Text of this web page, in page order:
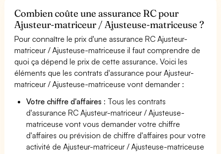
Combien coûte une assurance RC pour
Ajusteur-matriceur / Ajusteuse-matriceuse ?
Pour connaître le prix d'une assurance RC Ajusteur-
matriceur / Ajusteuse-matriceuse il faut comprendre de
quoi ça dépend le prix de cette assurance. Voici les
éléments que les contrats d'assurance pour Ajusteur-
matriceur / Ajusteuse-matriceuse vont demander :
Votre chiffre d'affaires : Tous les contrats
d'assurance RC Ajusteur-matriceur / Ajusteuse-
matriceuse vont vous demander votre chiffre
d'affaires ou prévision de chiffre d'affaires pour votre
activité de Ajusteur-matriceur / Ajusteuse-matriceuse